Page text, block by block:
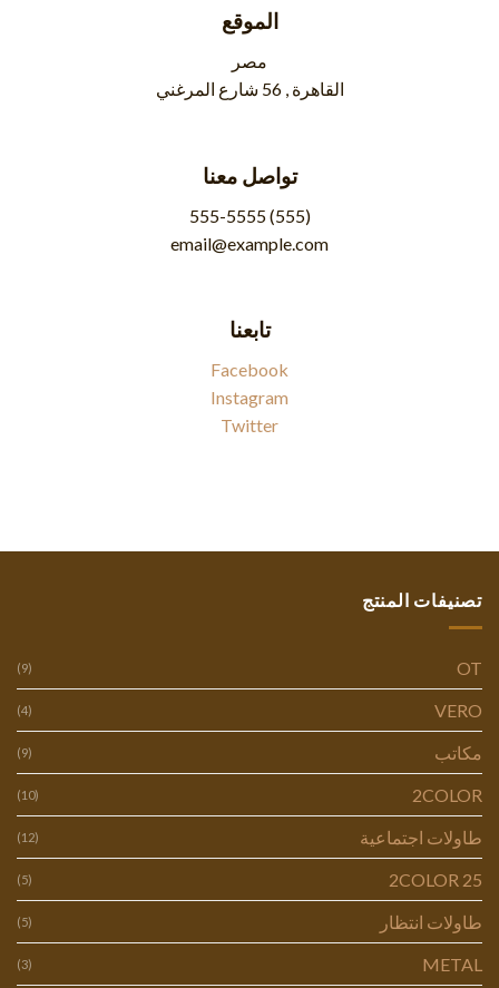
الموقع
مصر
القاهرة , 56 شارع المرغني
تواصل معنا
(555) 555-5555
email@example.com
تابعنا
Facebook
Instagram
Twitter
تصنيفات المنتج
OT
(9)
VERO
(4)
مكاتب (9)
2COLOR
(10)
طاولات اجتماعية (12)
2COLOR 25
(5)
طاولات انتظار (5)
METAL
(3)